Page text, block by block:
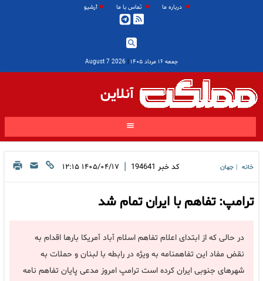
درباره ما تماس با ما آرشیو
جمعه ۱۶ مرداد ۱۴۰۵ |
2026 August 7
آنلاین
خانه جهان کد خبر 194641
| ۱۴۰۵/۰۴/۱۷ ۱۲:۱۵
ترامپ: تفاهم با ایران تمام شد
در حالی که از ابتدای اعلام تفاهم اسلام آباد آمریکا بارها اقدام به
نقض مفاد این تفاهمنامه به ویژه در رابطه با لبنان و حملات به
شهرهای جنوبی ایران کرده است ترامپ امروز مدعی پایان تفاهم نامه